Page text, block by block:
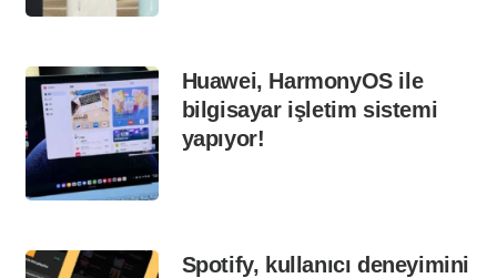
Huawei, HarmonyOS ile
bilgisayar işletim sistemi
yapıyor!
Spotify, kullanıcı deneyimini